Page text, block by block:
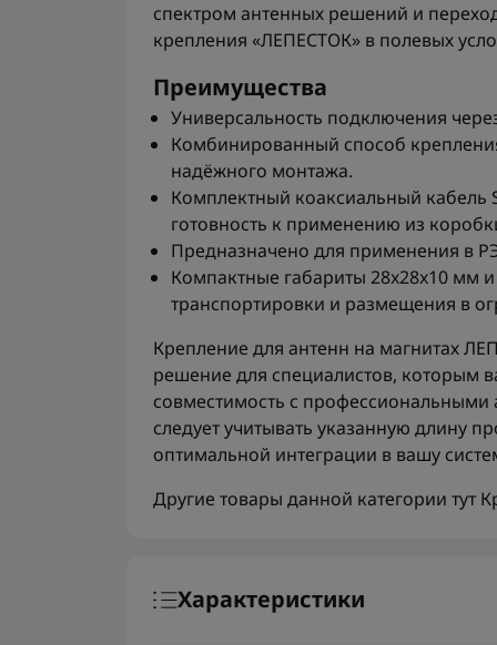
спектром антенных решений и
крепления «ЛЕПЕСТОК» в полевых
Преимущества
Универсальность подключения
Комбинированный способ
надёжного монтажа.
Комплектный коаксиальный кабель
готовность к применению из
Предназначено для применения в
Компактные габариты 28x28x10 мм
транспортировки и размещения в
Крепление для антенн на магнитах
решение для специалистов, которым
совместимость с
следует учитывать указанную длину
оптимальной интеграции в вашу
Другие товары данной категории тут
Характеристики